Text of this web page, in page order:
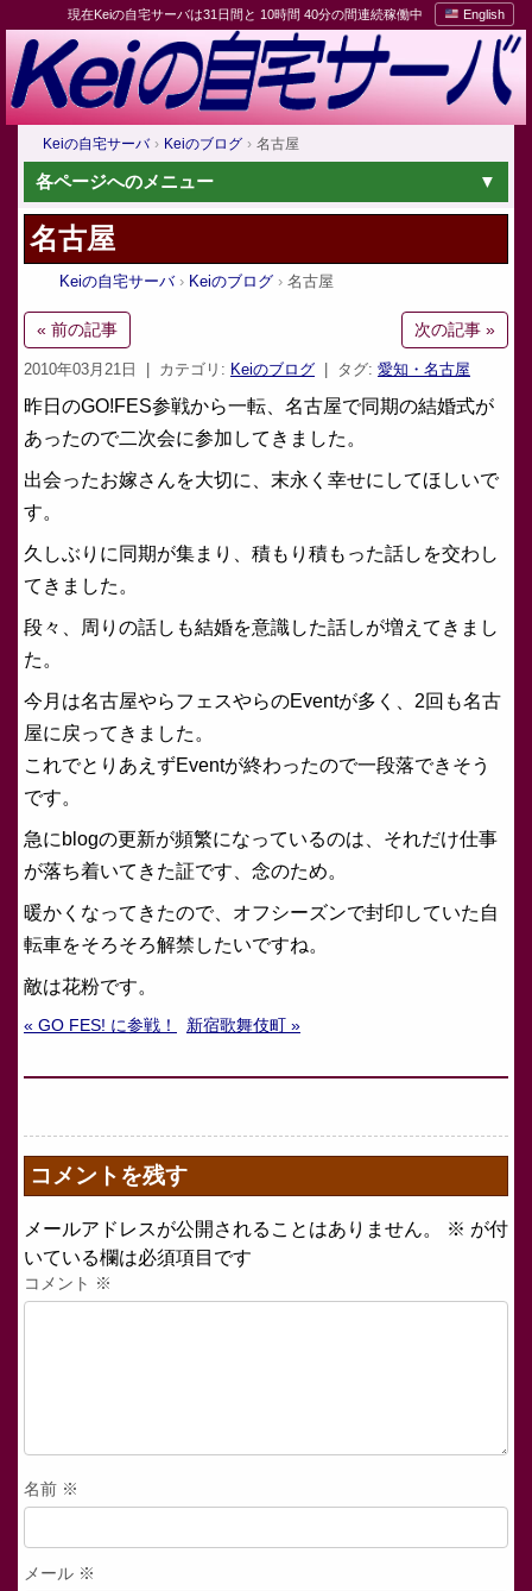
現在Keiの自宅サーバは31日間と 10時間 40分の間連続稼働中 English
Keiの自宅サーバ Keiのブログ 名古屋
各ページへのメニュー
名古屋
Keiの自宅サーバ Keiのブログ 名古屋
« 前の記事 次の記事 »
2010年03月21日 | カテゴリ: Keiのブログ | タグ: 愛知・名古屋
昨日のGO!FES参戦から一転、名古屋で同期の結婚式が
あったので二次会に参加してきました。
出会ったお嫁さんを大切に、末永く幸せにしてほしいで
す。
久しぶりに同期が集まり、積もり積もった話しを交わし
てきました。
段々、周りの話しも結婚を意識した話しが増えてきまし
た。
今月は名古屋やらフェスやらのEventが多く、2回も名古
屋に戻ってきました。
これでとりあえずEventが終わったので一段落できそう
です。
急にblogの更新が頻繁になっているのは、それだけ仕事
が落ち着いてきた証です、念のため。
暖かくなってきたので、オフシーズンで封印していた自
転車をそろそろ解禁したいですね。
敵は花粉です。
« GO FES! に参戦！ 新宿歌舞伎町 »
コメントを残す
メールアドレスが公開されることはありません。 ※ が付
いている欄は必須項目です
コメント ※
名前 ※
メール ※